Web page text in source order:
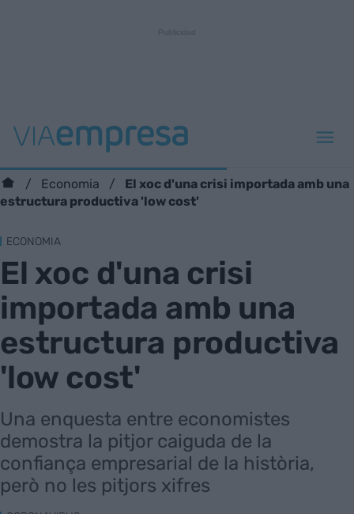
Economia
El xoc d'una crisi importada amb una
estructura productiva 'low cost'
ECONOMIA
El xoc d'una crisi
importada amb una
estructura productiva
'low cost'
Una enquesta entre economistes
demostra la pitjor caiguda de la
confiança empresarial de la història,
però no les pitjors xifres